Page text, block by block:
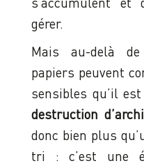
gérer.
Mais au-delà de
papiers peuvent
sensibles qu’il
destruction
donc bien plus
tri : c’est une